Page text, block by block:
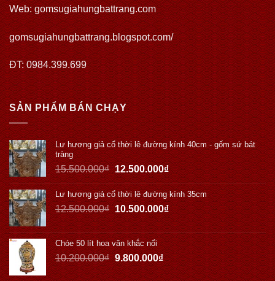
Web:gomsugiahungbattrang.com
gomsugiahungbattrang.blogspot.com/
ĐT: 0984.399.699
SẢN PHẨM BÁN CHẠY
Lư hương giả cổ thời lê đường kính 40cm - gốm sứ bát
tràng
15.500.000₫ 12.500.000₫
Lư hương giả cổ thời lê đường kính 35cm
12.500.000₫ 10.500.000₫
Chóe 50 lít hoa văn khắc nổi
10.200.000₫ 9.800.000₫